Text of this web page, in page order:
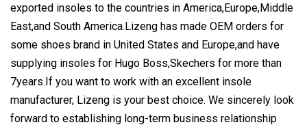
exported insoles to the countries in America,Europe,Middle
East,and South America.Lizeng has made OEM orders for
some shoes brand in United States and Europe,and have
supplying insoles for Hugo Boss,Skechers for more than
7years.If you want to work with an excellent insole
manufacturer, Lizeng is your best choice. We sincerely look
forward to establishing long-term business relationship